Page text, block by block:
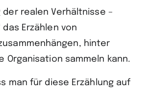
der realen Verhältnisse –
das Erzählen von
hinter
Organisation sammeln kann.
man für diese Erzählung auf